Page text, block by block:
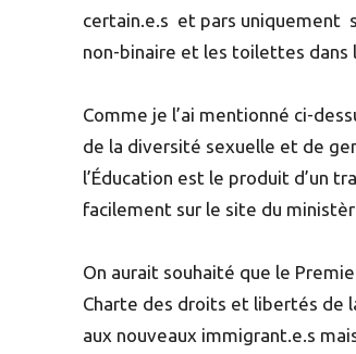
certain.e.s et pars uniquement
non-binaire et les toilettes dans
Comme je l’ai mentionné ci-
de la diversité sexuelle et de
l’Éducation est le produit d’un
facilement sur le site du
On aurait souhaité que le
Charte des droits et libertés de
aux nouveaux immigrant.e.s